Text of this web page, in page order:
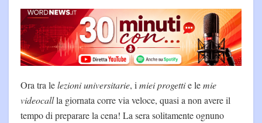
Ora tra lelezioni universitarie, i miei progettie lemie
videocallla giornata corre via veloce, quasi a non avere il
tempo di preparare la cena! La sera solitamente ognuno